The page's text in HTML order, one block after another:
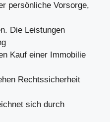
persönliche Vorsorge,
Die Leistungen
Kauf einer Immobilie
Rechtssicherheit
sich durch